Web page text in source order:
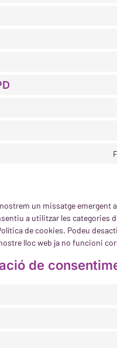
un missatge emergent
a utilitzar les categories
de cookies. Podeu
lloc web ja no funcioni
de